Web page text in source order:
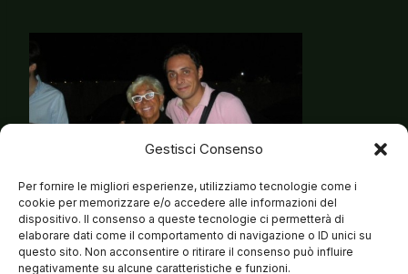
Gestisci Consenso
Per fornire le migliori esperienze, utilizziamo tecnologie come i
cookie per memorizzare e/o accedere alle informazioni del
dispositivo. Il consenso a queste tecnologie ci permetterà di
elaborare dati come il comportamento di navigazione o ID unici su
questo sito. Non acconsentire o ritirare il consenso può influire
negativamente su alcune caratteristiche e funzioni.